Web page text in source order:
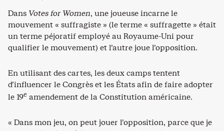
Dans Votes for Women, une joueuse incarne le
mouvement « suffragiste » (le terme « suffragette » était
un terme péjoratif employé au Royaume-Uni pour
qualifier le mouvement) et l’autre joue l’opposition.
En utilisant des cartes, les deux camps tentent
d’influencer le Congrès et les États afin de faire adopter
le 19e amendement de la Constitution américaine.
« Dans mon jeu, on peut jouer l’opposition, parce que je